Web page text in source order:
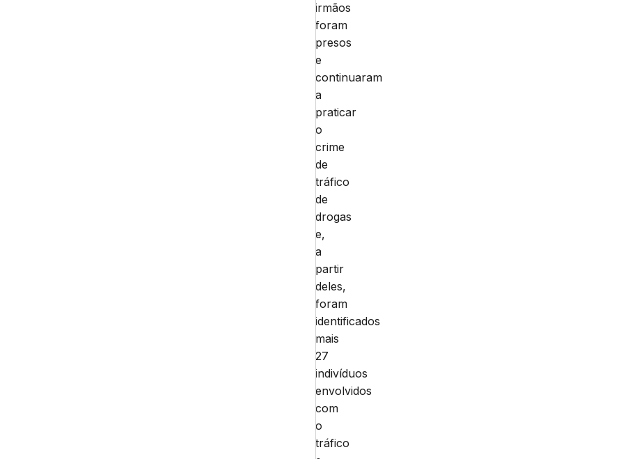
irmãos
foram
presos
e
continuaram
a
praticar
o
crime
de
tráfico
de
drogas
e,
a
partir
deles,
foram
identificados
mais
27
indivíduos
envolvidos
com
o
tráfico